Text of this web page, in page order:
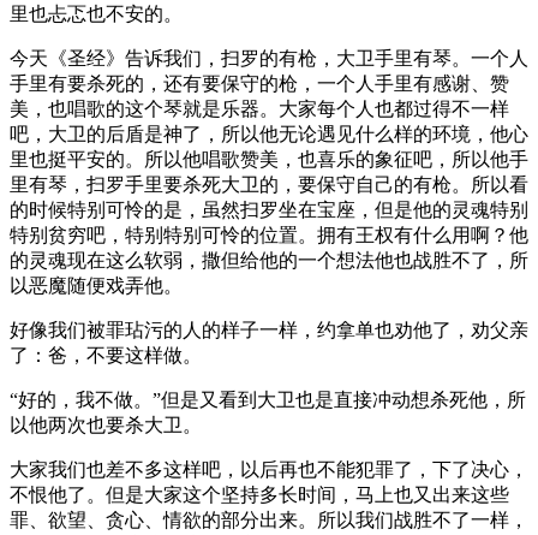
里也忐忑也不安的。
今天《圣经》告诉我们，扫罗的有枪，大卫手里有琴。一个人
手里有要杀死的，还有要保守的枪，一个人手里有感谢、赞
美，也唱歌的这个琴就是乐器。大家每个人也都过得不一样
吧，大卫的后盾是神了，所以他无论遇见什么样的环境，他心
里也挺平安的。所以他唱歌赞美，也喜乐的象征吧，所以他手
里有琴，扫罗手里要杀死大卫的，要保守自己的有枪。所以看
的时候特别可怜的是，虽然扫罗坐在宝座，但是他的灵魂特别
特别贫穷吧，特别特别可怜的位置。拥有王权有什么用啊？他
的灵魂现在这么软弱，撒但给他的一个想法他也战胜不了，所
以恶魔随便戏弄他。
好像我们被罪玷污的人的样子一样，约拿单也劝他了，劝父亲
了：爸，不要这样做。
“好的，我不做。”但是又看到大卫也是直接冲动想杀死他，所
以他两次也要杀大卫。
大家我们也差不多这样吧，以后再也不能犯罪了，下了决心，
不恨他了。但是大家这个坚持多长时间，马上也又出来这些
罪、欲望、贪心、情欲的部分出来。所以我们战胜不了一样，